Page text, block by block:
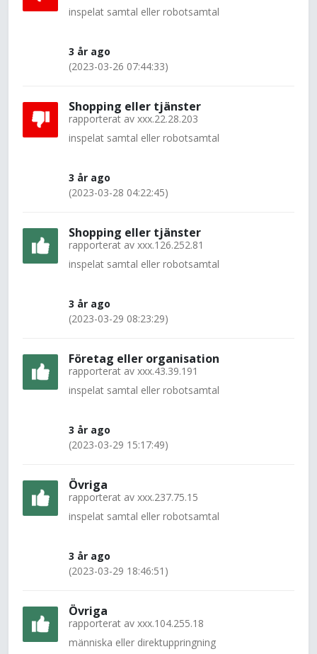
inspelat samtal eller robotsamtal
3 år ago
(2023-03-26 07:44:33)
Shopping eller tjänster
rapporterat av xxx.22.28.203
inspelat samtal eller robotsamtal
3 år ago
(2023-03-28 04:22:45)
Shopping eller tjänster
rapporterat av xxx.126.252.81
inspelat samtal eller robotsamtal
3 år ago
(2023-03-29 08:23:29)
Företag eller organisation
rapporterat av xxx.43.39.191
inspelat samtal eller robotsamtal
3 år ago
(2023-03-29 15:17:49)
Övriga
rapporterat av xxx.237.75.15
inspelat samtal eller robotsamtal
3 år ago
(2023-03-29 18:46:51)
Övriga
rapporterat av xxx.104.255.18
människa eller direktuppringning